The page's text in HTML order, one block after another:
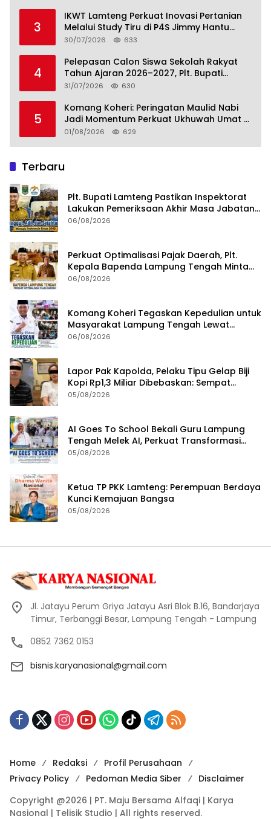
3
IKWT Lamteng Perkuat Inovasi Pertanian
Melalui Study Tiru di P4S Jimmy Hantu
Foundation
30/07/2026 633
4
Pelepasan Calon Siswa Sekolah Rakyat
Tahun Ajaran 2026–2027, Plt. Bupati
Lamteng Tegaskan Komitmen Hadirkan
31/07/2026 630
5
Komang Koheri: Peringatan Maulid Nabi
Jadi Momentum Perkuat Ukhuwah Umat di
Lampung Tengah
01/08/2026 629
Terbaru
Plt. Bupati Lamteng Pastikan Inspektorat
Lakukan Pemeriksaan Akhir Masa Jabatan
51 Kepala Kampung
06/08/2026
Perkuat Optimalisasi Pajak Daerah, Plt.
Kepala Bapenda Lampung Tengah Minta
Seluruh Pengelola Tingkatkan Inovasi dan
06/08/2026
Komang Koheri Tegaskan Kepedulian untuk
Masyarakat Lampung Tengah Lewat
Penyaluran Bantuan Disabilitas
06/08/2026
Lapor Pak Kapolda, Pelaku Tipu Gelap Biji
Kopi Rp1,3 Miliar Dibebaskan: Sempat
Ditangkap di Jawa Tengah dan Ditahan di
05/08/2026
AI Goes To School Bekali Guru Lampung
Tengah Melek AI, Perkuat Transformasi
Pendidikan Digital
05/08/2026
Ketua TP PKK Lamteng: Perempuan Berdaya
Kunci Kemajuan Bangsa
05/08/2026
Jl. Jatayu Perum Griya Jatayu Asri Blok B.16, Bandarjaya
Timur, Terbanggi Besar, Lampung Tengah - Lampung
0852 7362 0153
bisnis.karyanasional@gmail.com
Home Redaksi
Profil Perusahaan
Privacy Policy
Pedoman Media Siber
Disclaimer
Copyright @2026 | PT. Maju Bersama Alfaqi | Karya
Nasional | Telisik Studio | All rights reserved.